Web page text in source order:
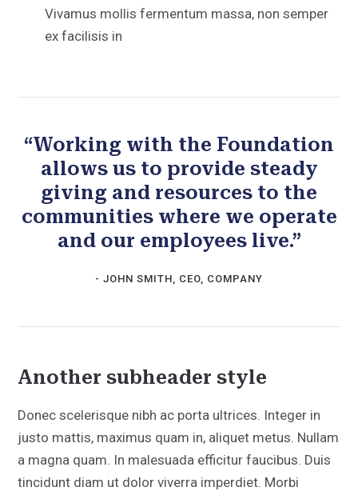
Vivamus mollis fermentum massa, non semper
ex facilisis in
“Working with the Foundation
allows us to provide steady
giving and resources to the
communities where we operate
and our employees live.”
- JOHN SMITH, CEO, COMPANY
Another subheader style
Donec scelerisque nibh ac porta ultrices. Integer in
justo mattis, maximus quam in, aliquet metus. Nullam
a magna quam. In malesuada efficitur faucibus. Duis
tincidunt diam ut dolor viverra imperdiet. Morbi